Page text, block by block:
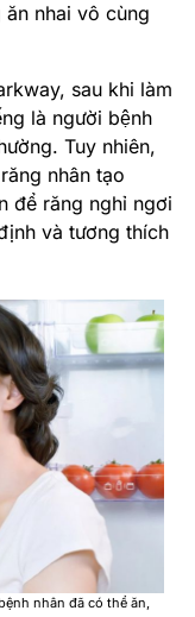
nhai vô cùng
sau khi làm
là người bệnh
Tuy nhiên,
nhân tạo
để răng nghỉ ngơi
và tương thích
nhân đã có thể ăn,